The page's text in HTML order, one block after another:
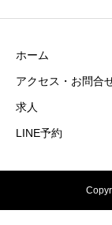
ホーム
アクセス・お問合
求人
LINE予約